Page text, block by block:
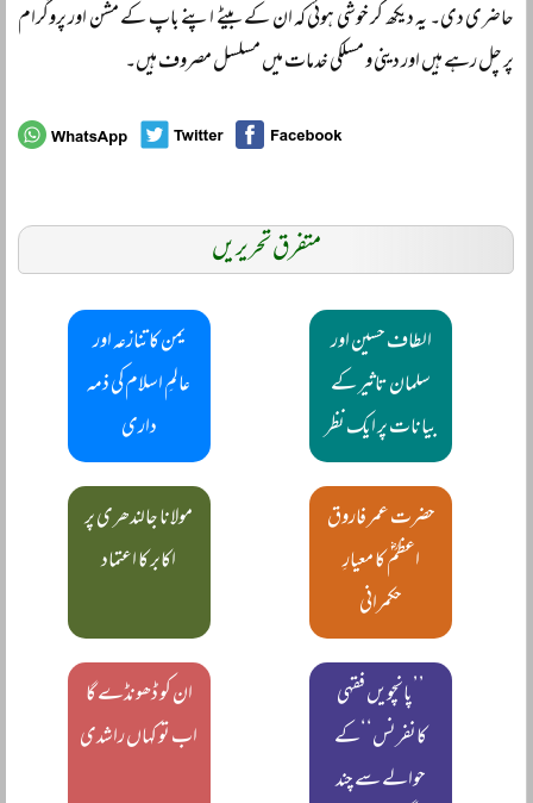
حاضری دی۔ یہ دیکھ کر خوشی ہوئی کہ ان کے بیٹے اپنے باپ کے مشن اور پروگرام
پر چل رہے ہیں اور دینی و مسلکی خدمات میں مسلسل مصروف ہیں۔
متفرق تحریریں
الطاف حسین اور
سلمان تاثیر کے
بیانات پر ایک نظر
یمن کا تنازعہ اور
عالمِ اسلام کی ذمہ
داری
حضرت عمر فاروق
اعظمؓ کا معیارِ
حکمرانی
مولانا جالندھری پر
اکابر کا اعتماد
’’پانچویں فقہی
کانفرنس‘‘کے
حوالے سے چند
ان کو ڈھونڈے گا
اب تو کہاں راشدی